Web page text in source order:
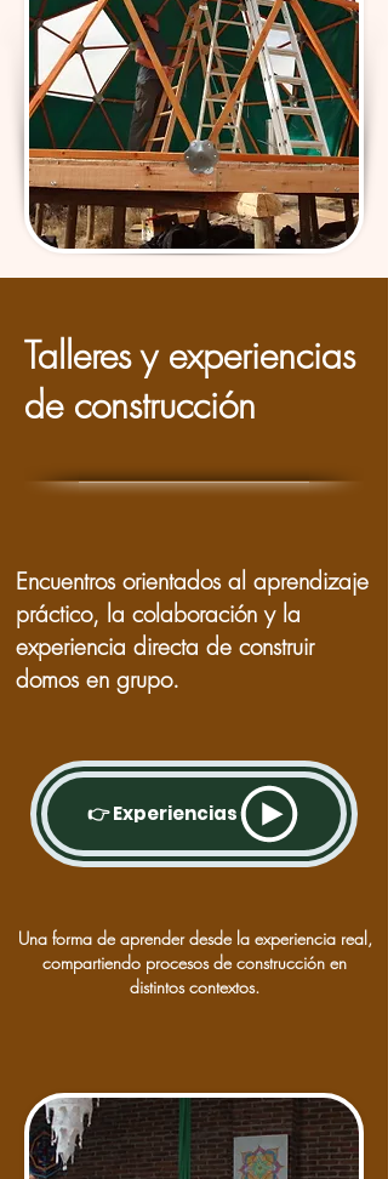
Talleres y experiencias
de construcción
Encuentros orientados al aprendizaje
práctico, la colaboración y la
experiencia directa de construir
domos en grupo.
👉 Experiencias
Una forma de aprender desde la experiencia real,
compartiendo procesos de construcción en
distintos contextos.